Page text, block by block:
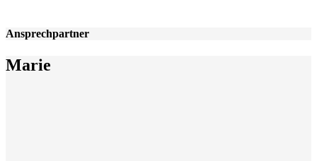
Ansprechpartner
Marie